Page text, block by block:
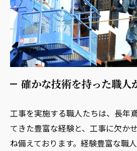
確かな技術を持った職人
工事を実施する職人たちは、長年
てきた豊富な経験と、工事に欠か
ね備えております。経験豊富な職